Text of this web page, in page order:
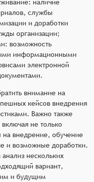
наличие
службы
и доработки
организации;
возможность
информационными
электронной
внимание на
кейсов внедрения
Важно также
не только
внедрение, обучение
и возможные доработки.
нескольких
вариант,
и будущим